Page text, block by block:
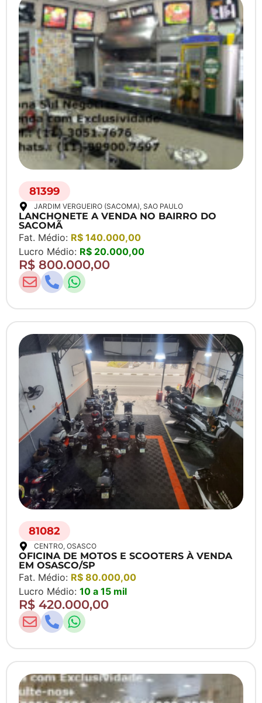
81399
JARDIM VERGUEIRO (SACOMA), SAO PAULO
LANCHONETE A VENDA NO BAIRRO DO
SACOMÃ
Fat. Médio: R$ 140.000,00
Lucro Médio: R$ 20.000,00
R$ 800.000,00
81082
CENTRO, OSASCO
OFICINA DE MOTOS E SCOOTERS À VENDA
EM OSASCO/SP
Fat. Médio: R$ 80.000,00
Lucro Médio: 10 a 15 mil
R$ 420.000,00